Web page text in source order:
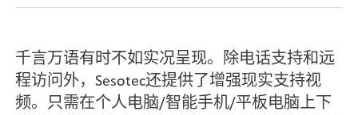
千言万语有时不如实况呈现。除电话支持和远
程访问外，Sesotec还提供了增强现实支持视
频。只需在个人电脑/智能手机/平板电脑上下